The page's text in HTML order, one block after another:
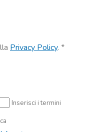
Privacy Policy. *
Inserisci i termini